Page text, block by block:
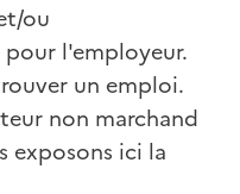
ou
l'employeur.
un emploi.
non marchand
exposons ici la